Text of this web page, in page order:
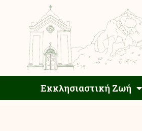
Εκκλησιαστική Ζωή
Αρχιεπισκοπή